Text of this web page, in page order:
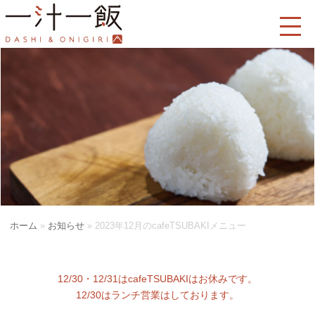
ホーム » お知らせ » 2023年12月のcafeTSUBAKIメニュー
12/30・12/31はcafeTSUBAKIはお休みです。
12/30はランチ営業はしております。